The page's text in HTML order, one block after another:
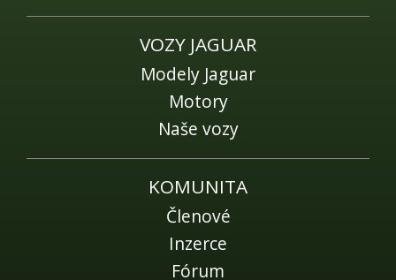
VOZY JAGUAR
Modely Jaguar
Motory
Naše vozy
KOMUNITA
Členové
Inzerce
Fórum